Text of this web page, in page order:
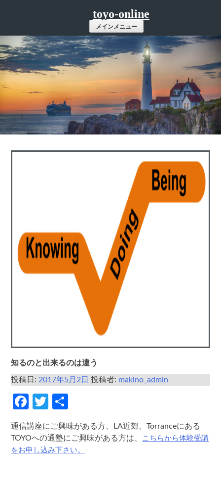
ツ
へ
ス
キ
ッ
プ
toyo-online
メインメニュー
知るのと出来るのは違う
投稿日:2017年5月2日 投稿者: makino_admin
Facebook
Twitter
通信講座にご興味がある方、LA近郊、Torranceにある
TOYOへの通塾にご興味がある方は、
こちらから体験受講
をお申し込み下さい。